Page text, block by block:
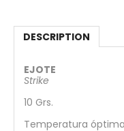
DESCRIPTION
EJOTE
Strike
10 Grs.
Temperatura